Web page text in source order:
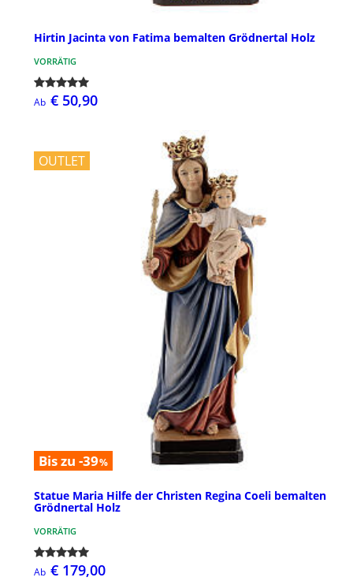
Hirtin Jacinta von Fatima bemalten Grödnertal Holz
VORRÄTIG
Ab € 50,90
OUTLET
Bis zu -39%
Statue Maria Hilfe der Christen Regina Coeli bemalten
Grödnertal Holz
VORRÄTIG
Ab € 179,00